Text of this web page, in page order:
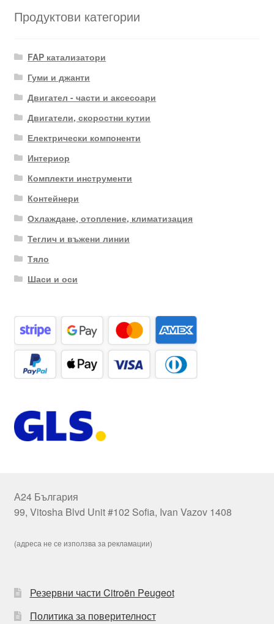
Продуктови категории
FAP катализатори
Гуми и джанти
Двигател - части и аксесоари
Двигатели, скоростни кутии
Електрически компоненти
Интериор
Комплекти инструменти
Контейнери
Охлаждане, отопление, климатизация
Теглич и въжени линии
Тяло
Шаси и оси
А24 България
99, Vitosha Blvd Unit #102 Sofia, Ivan Vazov 1408
(адреса не се използва за рекламации)
Резервни части Citroën Peugeot
Политика за поверителност